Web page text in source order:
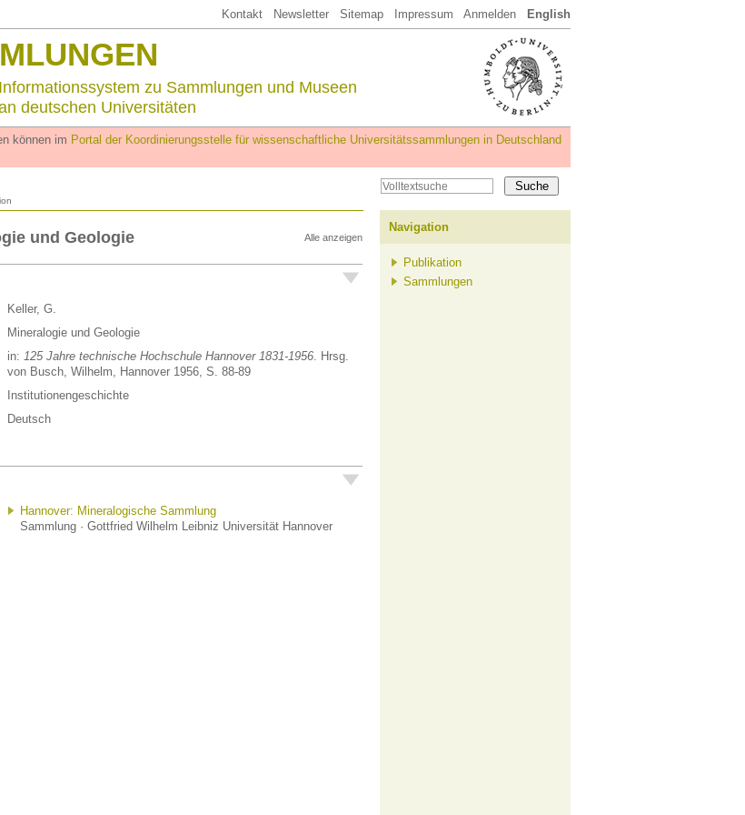
Kontakt Newsletter Sitemap Impressum Anmelden English
Informationssystem zu Sammlungen und Museen
deutschen Universitäten
können im Portal der Koordinierungsstelle für wissenschaftliche Universitätssammlungen in Deutschland
Alle anzeigen
und Geologie
Keller, G.
Mineralogie und Geologie
in: 125 Jahre technische Hochschule Hannover 1831-1956. Hrsg.
von Busch, Wilhelm, Hannover 1956, S. 88-89
Institutionengeschichte
Deutsch
Hannover: Mineralogische Sammlung
Sammlung · Gottfried Wilhelm Leibniz Universität Hannover
Navigation
Publikation
Sammlungen